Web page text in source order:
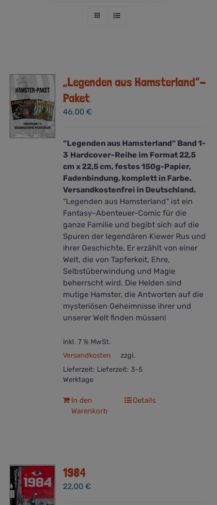
„Legenden aus Hamsterland“-
Paket
46,00€
“Legenden aus Hamsterland“ Band 1-
3 Hardcover-Reihe im Format 22,5
cm x 22,5 cm, festes 150g-Papier,
Fadenbindung, komplett in Farbe.
Versandkostenfrei in Deutschland.
“Legenden aus Hamsterland“ ist ein
Fantasy-Abenteuer-Comic für die
ganze Familie und begibt sich auf die
Spuren der legendären Kiewer Rus und
ihrer Geschichte. Er erzählt von einer
Welt, die von Tapferkeit, Ehre,
Selbstüberwindung und Magie
beherrscht wird. Die Helden sind
mutige Hamster, die Antworten auf die
mysteriösen Geheimnisse ihrer und
unserer Welt finden müssen!
inkl. 7 % MwSt.
zzgl.
Versandkosten
Lieferzeit: Lieferzeit: 3-5
Werktage
In den
Warenkorb
Details
1984
22,00€